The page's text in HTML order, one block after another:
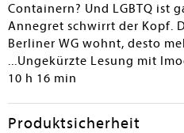
Containern? Und LGBTQ ist
Annegret schwirrt der Kopf.
Berliner WG wohnt, desto
...Ungekürzte Lesung mit
10 h 16 min
Produktsicherheit